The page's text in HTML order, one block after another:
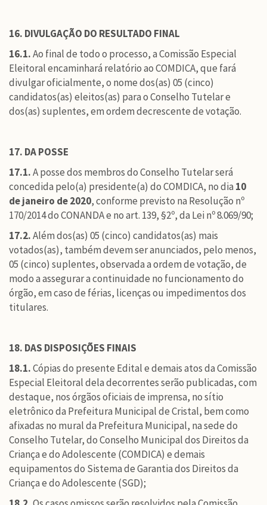
16. DIVULGAÇÃO DO RESULTADO FINAL
16.1.Ao final de todo o processo, a Comissão Especial
Eleitoral encaminhará relatório ao COMDICA, que fará
divulgar oficialmente, o nome dos(as) 05 (cinco)
candidatos(as) eleitos(as) para o Conselho Tutelar e
dos(as) suplentes, em ordem decrescente de votação.
17. DA POSSE
17.1.A posse dos membros do Conselho Tutelar será
concedida pelo(a) presidente(a) do COMDICA, no dia 10
de janeiro de 2020, conforme previsto na Resolução nº
170/2014 do CONANDA e no art. 139, §2º, da Lei nº 8.069/90;
17.2.Além dos(as) 05 (cinco) candidatos(as) mais
votados(as), também devem ser anunciados, pelo menos,
05 (cinco) suplentes, observada a ordem de votação, de
modo a assegurar a continuidade no funcionamento do
órgão, em caso de férias, licenças ou impedimentos dos
titulares.
18. DAS DISPOSIÇÕES FINAIS
18.1.Cópias do presente Edital e demais atos da Comissão
Especial Eleitoral dela decorrentes serão publicadas, com
destaque, nos órgãos oficiais de imprensa, no sítio
eletrônico da Prefeitura Municipal de Cristal, bem como
afixadas no mural da Prefeitura Municipal, na sede do
Conselho Tutelar, do Conselho Municipal dos Direitos da
Criança e do Adolescente (COMDICA) e demais
equipamentos do Sistema de Garantia dos Direitos da
Criança e do Adolescente (SGD);